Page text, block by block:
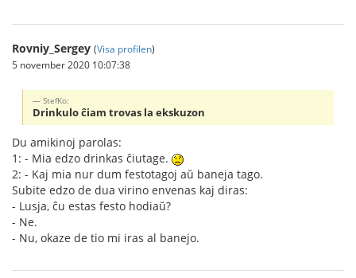
Rovniy_Sergey (Visa profilen)
5 november 2020 10:07:38
StefKo:
Drinkulo ĉiam trovas la ekskuzon
Du amikinoj parolas:
1: - Mia edzo drinkas ĉiutage.
2: - Kaj mia nur dum festotagoj aŭ baneja tago.
Subite edzo de dua virino envenas kaj diras:
- Lusja, ĉu estas festo hodiaŭ?
- Ne.
- Nu, okaze de tio mi iras al banejo.